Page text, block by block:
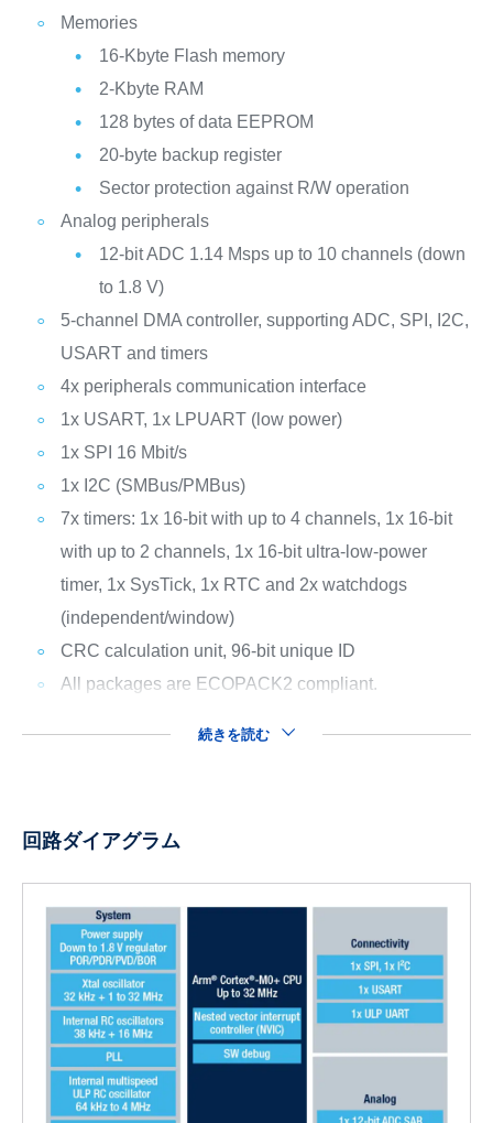
Memories
16-Kbyte Flash memory
2-Kbyte RAM
128 bytes of data EEPROM
20-byte backup register
Sector protection against R/W operation
Analog peripherals
12-bit ADC 1.14 Msps up to 10 channels (down
to 1.8 V)
5-channel DMA controller, supporting ADC, SPI, I2C,
USART and timers
4x peripherals communication interface
1x USART, 1x LPUART (low power)
1x SPI 16 Mbit/s
1x I2C (SMBus/PMBus)
7x timers: 1x 16-bit with up to 4 channels, 1x 16-bit
with up to 2 channels, 1x 16-bit ultra-low-power
timer, 1x SysTick, 1x RTC and 2x watchdogs
(independent/window)
CRC calculation unit, 96-bit unique ID
All packages are ECOPACK2 compliant.
続きを読む
回路ダイアグラム